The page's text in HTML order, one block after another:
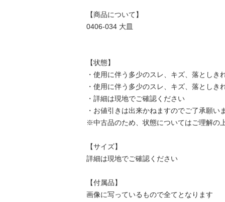
【商品について】
0406-034 大皿
【状態】
・使用に伴う多少のスレ、キズ、落としき
・使用に伴う多少のスレ、キズ、落としき
・詳細は現地でご確認ください
・お値引きは出来かねますのでご了承願い
※中古品のため、状態についてはご理解の
【サイズ】
詳細は現地でご確認ください
【付属品】
画像に写っているもので全てとなります